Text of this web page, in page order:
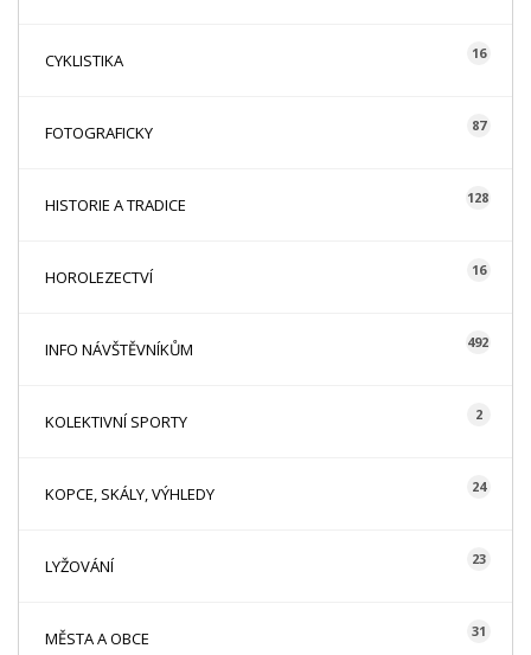
CYKLISTIKA 16
FOTOGRAFICKY 87
HISTORIE A TRADICE 128
HOROLEZECTVÍ 16
INFO NÁVŠTĚVNÍKŮM 492
KOLEKTIVNÍ SPORTY 2
KOPCE, SKÁLY, VÝHLEDY 24
LYŽOVÁNÍ 23
MĚSTA A OBCE 31